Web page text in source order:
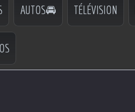
AUTOS🚘 TÉLÉVISION